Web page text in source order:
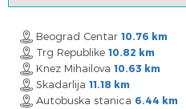
Beograd Centar 10.76 km
Trg Republike 10.82 km
Knez Mihailova 10.63 km
Skadarlija 11.18 km
Autobuska stanica 6.44 km